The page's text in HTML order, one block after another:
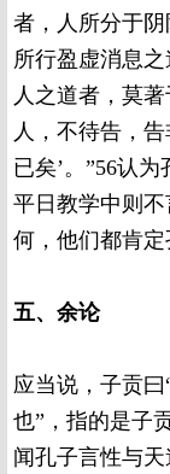
者，人所分于
所行盈虚消息之
人之道者，莫
人，不待告，
已矣’。”56认
平日教学中则
何，他们都肯定
五、余论
应当说，子贡
也”，指的是子
闻孔子言性与